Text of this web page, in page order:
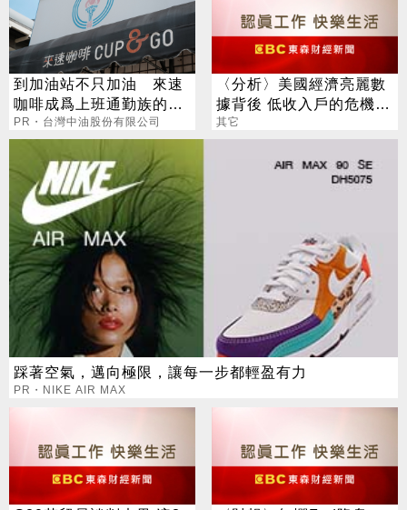
到加油站不只加油 來速
咖啡成爲上班通勤族的新
選擇
PR・台灣中油股份有限公司
〈分析〉美國經濟亮麗數
據背後 低收入戶的危機遭
到忽視
其它
踩著空氣，邁向極限，讓每一步都輕盈有力
PR・NIKE AIR MAX